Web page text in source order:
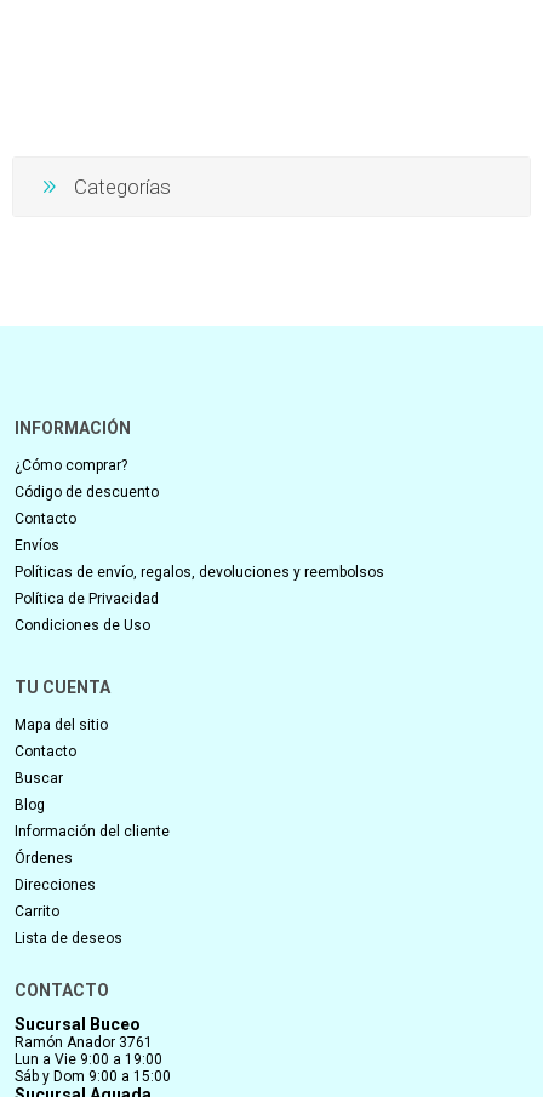
Categorías
INFORMACIÓN
¿Cómo comprar?
Código de descuento
Contacto
Envíos
Políticas de envío, regalos, devoluciones y reembolsos
Política de Privacidad
Condiciones de Uso
TU CUENTA
Mapa del sitio
Contacto
Buscar
Blog
Información del cliente
Órdenes
Direcciones
Carrito
Lista de deseos
CONTACTO
Sucursal Buceo
Ramón Anador 3761
Lun a Vie 9:00 a 19:00
Sáb y Dom 9:00 a 15:00